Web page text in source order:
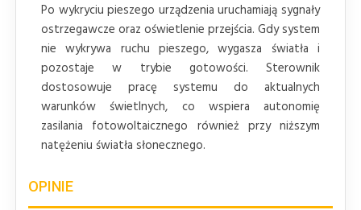
Po wykryciu pieszego urządzenia uruchamiają sygnały
ostrzegawcze oraz oświetlenie przejścia. Gdy system
nie wykrywa ruchu pieszego, wygasza światła i
pozostaje w trybie gotowości. Sterownik
dostosowuje pracę systemu do aktualnych
warunków świetlnych, co wspiera autonomię
zasilania fotowoltaicznego również przy niższym
natężeniu światła słonecznego.
OPINIE